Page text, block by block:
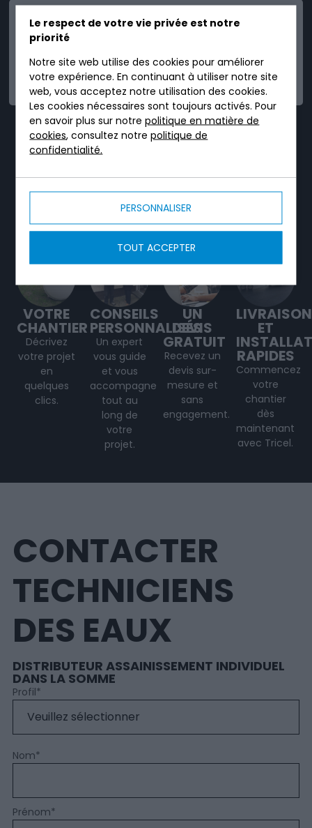
Le respect de votre vie privée est notre
priorité
Notre site web utilise des cookies pour améliorer
votre expérience. En continuant à utiliser notre site
web, vous acceptez notre utilisation des cookies.
Les cookies nécessaires sont toujours activés. Pour
en savoir plus sur notrepolitique en matière de
cookies, consultez notrepolitique de
confidentialité.
PERSONNALISER
TOUT ACCEPTER
FIABLE
TRICEL, C'EST UN
SERVICE DÉDIÉ TOUT
AU LONG DE VOTRE
PROJET.
VOTRE
CHANTIER
Décrivez
votre projet
en
quelques
clics.
CONSEILS
PERSONNALISÉS
Un expert
vous guide
et vous
accompagne
tout au
long de
votre
projet.
UN
DEVIS
GRATUIT
Recevez un
devis sur-
mesure et
sans
engagement.
LIVRAISON
ET
RAPIDES
Commencez
votre
chantier
dès
maintenant
avec Tricel.
CONTACTER
TECHNICIENS
DES EAUX
DISTRIBUTEUR ASSAINISSEMENT INDIVIDUEL
DANS LA SOMME
Profil*
Nom*
Prénom*